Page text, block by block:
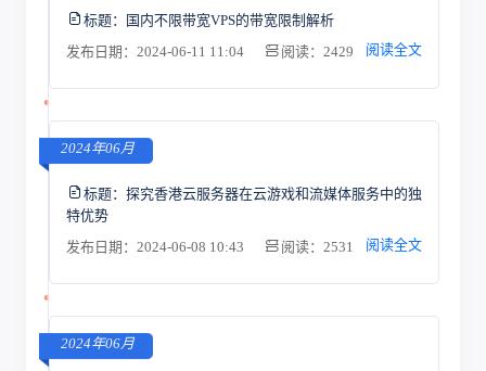
标题： 国内不限带宽VPS的带宽限制解析
发布日期：2024-06-11 11:04
阅读：2429 阅读全文
2024年06月
标题： 探究香港云服务器在云游戏和流媒体服务中的独
特优势
发布日期：2024-06-08 10:43
阅读：2531 阅读全文
2024年06月